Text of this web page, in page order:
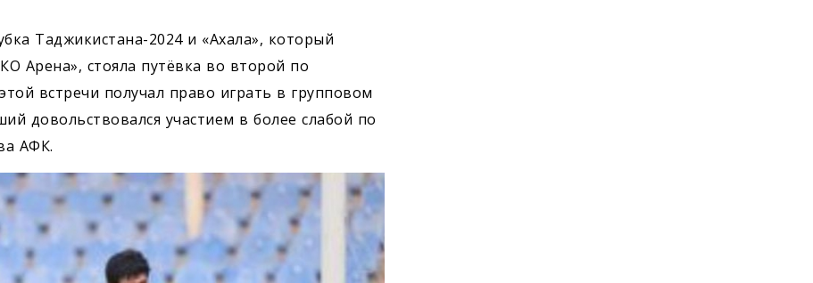
Таджикистана-2024 и «Ахала», который
Арена», стояла путёвка во второй по
встречи получал право играть в групповом
довольствовался участием в более слабой по
АФК.